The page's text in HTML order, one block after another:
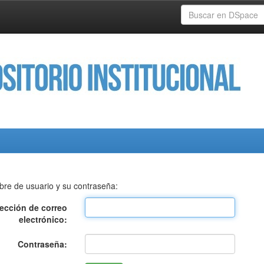
de usuario y su contraseña:
de correo
electrónico:
Contraseña: